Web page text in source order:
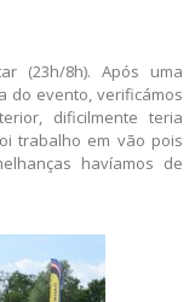
(23h/8h). Após uma
do evento, verificámos
dificilmente teria
trabalho em vão pois
havíamos de